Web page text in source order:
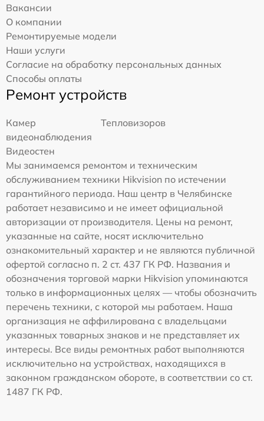
Вакансии
О компании
Ремонтируемые модели
Наши услуги
Согласие на обработку персональных данных
Способы оплаты
Ремонт устройств
Камер
видеонаблюдения
Тепловизоров
Видеостен
Мы занимаемся ремонтом и техническим
обслуживанием техники Hikvision по истечении
гарантийного периода. Наш центр в Челябинске
работает независимо и не имеет официальной
авторизации от производителя. Цены на ремонт,
указанные на сайте, носят исключительно
ознакомительный характер и не являются публичной
офертой согласно п. 2 ст. 437 ГК РФ. Названия и
обозначения торговой марки Hikvision упоминаются
только в информационных целях — чтобы обозначить
перечень техники, с которой мы работаем. Наша
организация не аффилирована с владельцами
указанных товарных знаков и не представляет их
интересы. Все виды ремонтных работ выполняются
исключительно на устройствах, находящихся в
законном гражданском обороте, в соответствии со ст.
1487 ГК РФ.